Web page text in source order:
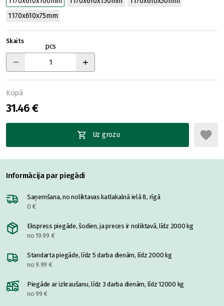
1170x610x75mm
Skaits
pcs
Kopā
31.46 €
Uz grozu
Informācija par piegādi
Saņemšana, no noliktavas katlakalnā ielā 8, rīgā
0 €
Ekspress piegāde, šodien, ja preces ir noliktavā, līdz 2000 kg
no 19.99 €
Standarta piegāde, līdz 5 darba dienām, līdz 2000 kg
no 9.99 €
Piegāde ar izkraušanu, līdz 3 darba dienām, līdz 12000 kg
no 99 €